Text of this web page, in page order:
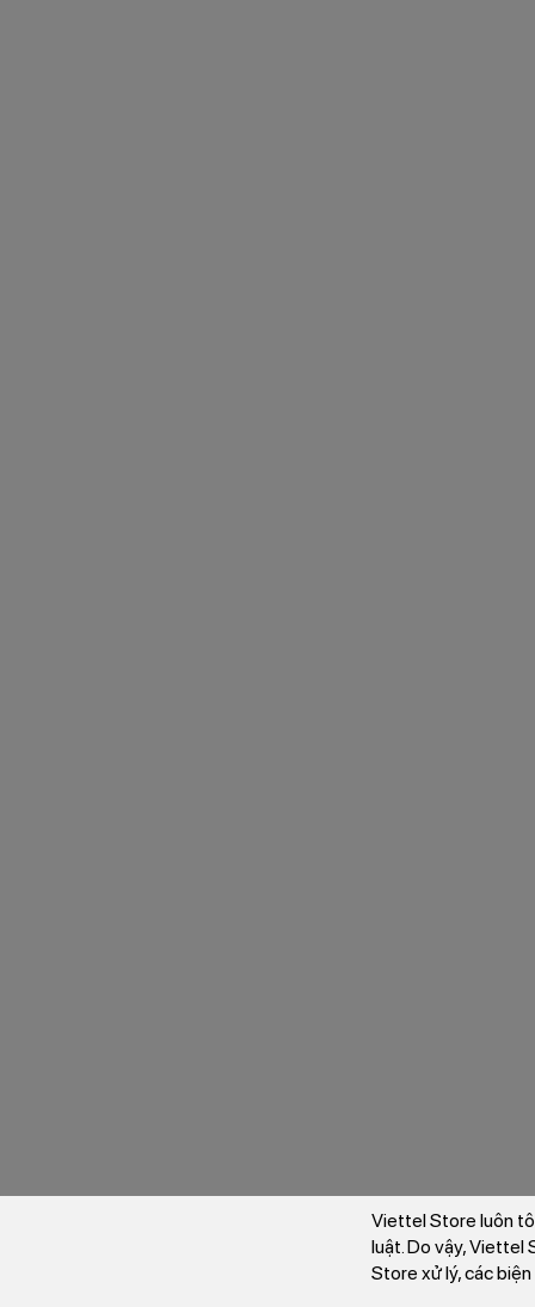
Viettel Store luôn
luật. Do vậy, Viettel
Store xử lý, các